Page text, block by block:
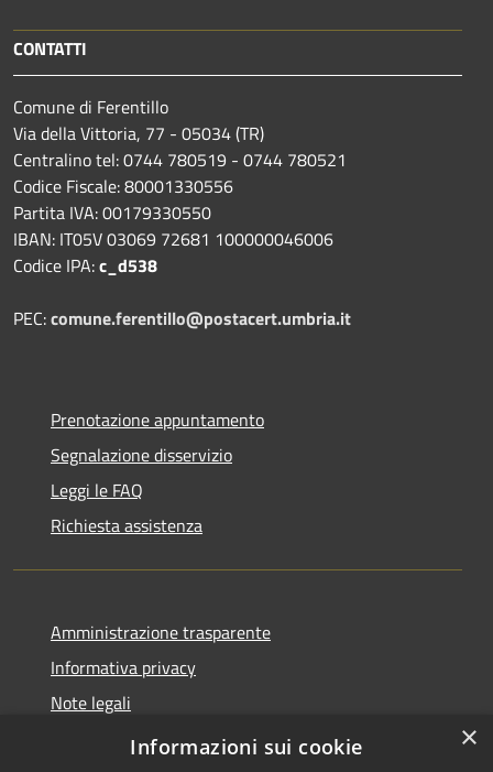
CONTATTI
Comune di Ferentillo
Via della Vittoria, 77 - 05034 (TR)
Centralino tel: 0744 780519 - 0744 780521
Codice Fiscale: 80001330556
Partita IVA: 00179330550
IBAN: IT05V 03069 72681 100000046006
Codice IPA:c_d538
PEC:comune.ferentillo@postacert.umbria.it
Prenotazione appuntamento
Segnalazione disservizio
Leggi le FAQ
Richiesta assistenza
Amministrazione trasparente
Informativa privacy
Note legali
Dichiarazione di accessibilità
×
Informazioni sui cookie